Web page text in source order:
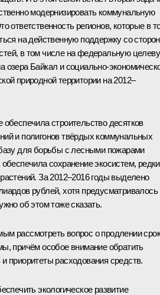
модернизировать коммунальную
ответственность регионов, которые в
на действенную поддержку со
в том числе на федеральную
озера Байкал и социально-
природной территории на 2012–
строительство десятков
и полигонов твёрдых коммунальных
для борьбы с лесными пожарами
сохранение экосистем,
За 2012–2016 годы выделено
рублей, хотя предусматривалось
об этом тоже сказать.
рассмотреть вопрос о продлении
причём особое внимание обратить
приоритеты расходования средств.
экологическое развитие